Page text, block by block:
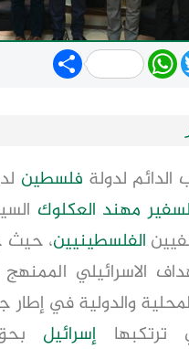
Share
لدولة فلسطين
مهند العكلوك
الفلسطينيين، حيث
الاسرائيلي
والدولية في إطار
ترتكبهاإسرائيل